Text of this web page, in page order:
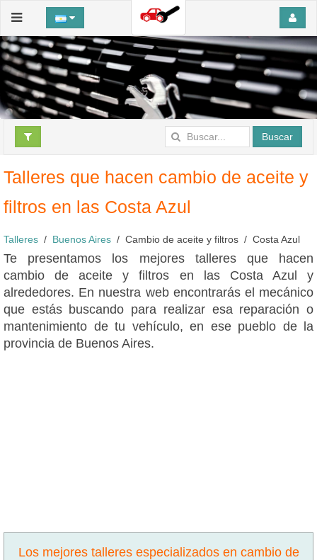
Buscar
Talleres que hacen cambio de aceite y
filtros en las Costa Azul
Talleres Buenos Aires Cambio de aceite y filtros Costa Azul
Te presentamos los mejores talleres que hacen
cambio de aceite y filtros en las Costa Azul y
alrededores. En nuestra web encontrarás el mecánico
que estás buscando para realizar esa reparación o
mantenimiento de tu vehículo, en ese pueblo de la
provincia de Buenos Aires.
Los mejores talleres especializados en cambio de